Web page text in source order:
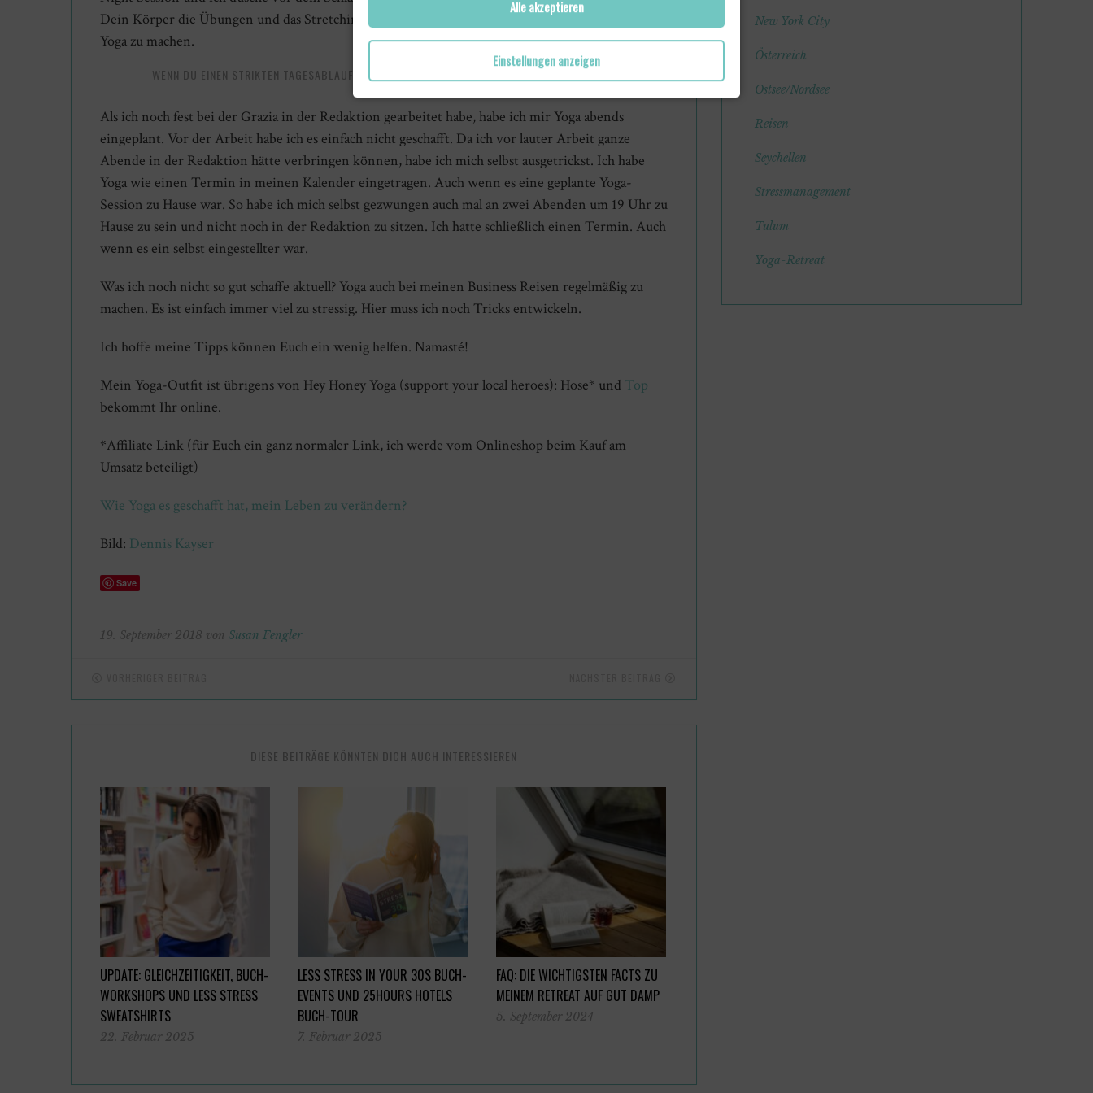
Alle akzeptieren
Einstellungen anzeigen
Dein Körper die Übungen und das Stretching richtig braucht und Du gar nicht vergessen kannst
Yoga zu machen.
WENN DU EINEN STRIKTEN TAGESABLAUF HAST, DANN SCHREIBE DIR EINEN YOGA-TERMIN AUF
Als ich noch fest bei der Grazia in der Redaktion gearbeitet habe, habe ich mir Yoga abends
eingeplant. Vor der Arbeit habe ich es einfach nicht geschafft. Da ich vor lauter Arbeit ganze
Abende in der Redaktion hätte verbringen können, habe ich mich selbst ausgetrickst. Ich habe
Yoga wie einen Termin in meinen Kalender eingetragen. Auch wenn es eine geplante Yoga-
Session zu Hause war. So habe ich mich selbst gezwungen auch mal an zwei Abenden um 19 Uhr zu
Hause zu sein und nicht noch in der Redaktion zu sitzen. Ich hatte schließlich einen Termin. Auch
wenn es ein selbst eingestellter war.
Was ich noch nicht so gut schaffe aktuell? Yoga auch bei meinen Business Reisen regelmäßig zu
machen. Es ist einfach immer viel zu stressig. Hier muss ich noch Tricks entwickeln.
Ich hoffe meine Tipps können Euch ein wenig helfen. Namasté!
Mein Yoga-Outfit ist übrigens von Hey Honey Yoga (support your local heroes): Hose* und Top
bekommt Ihr online.
*Affiliate Link (für Euch ein ganz normaler Link, ich werde vom Onlineshop beim Kauf am
Umsatz beteiligt)
Wie Yoga es geschafft hat, mein Leben zu verändern?
Bild: Dennis Kayser
Save
19. September 2018 von Susan Fengler
DIESE BEITRÄGE KÖNNTEN DICH AUCH INTERESSIEREN
UPDATE: GLEICHZEITIGKEIT, BUCH-
WORKSHOPS UND LESS STRESS
SWEATSHIRTS
22. Februar 2025
LESS STRESS IN YOUR 30S BUCH-
EVENTS UND 25HOURS HOTELS
BUCH-TOUR
7. Februar 2025
FAQ: DIE WICHTIGSTEN FACTS ZU
MEINEM RETREAT AUF GUT DAMP
5. September 2024
New York City
Österreich
Ostsee/Nordsee
Reisen
Seychellen
Stressmanagement
Tulum
Yoga-Retreat